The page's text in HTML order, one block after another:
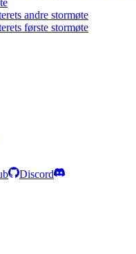
andre stormøte
første stormøte
Discord